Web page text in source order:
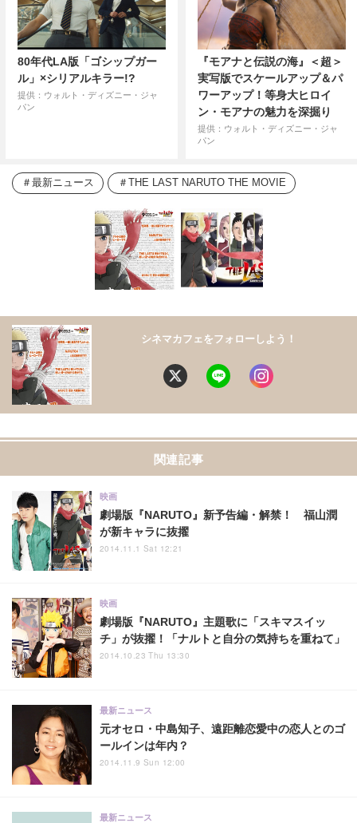
80年代LA版「ゴシップガー
ル」×シリアルキラー!?
提供：ウォルト・ディズニー・ジャ
パン
『モアナと伝説の海』＜超＞
実写版でスケールアップ＆パ
ワーアップ！等身大ヒロイ
ン・モアナの魅力を深掘り
提供：ウォルト・ディズニー・ジャ
パン
最新ニュース THE LAST NARUTO THE MOVIE
シネマカフェをフォローしよう！
関連記事
劇場版『NARUTO』新予告編・解禁！ 福山潤
が新キャラに抜擢
映画
2014.11.1 Sat 12:21
劇場版『NARUTO』主題歌に「スキマスイッ
チ」が抜擢！「ナルトと自分の気持ちを重ねて」
映画
2014.10.23 Thu 13:30
元オセロ・中島知子、遠距離恋愛中の恋人とのゴ
ールインは年内？
最新ニュース
2014.11.9 Sun 12:00
最新ニュース